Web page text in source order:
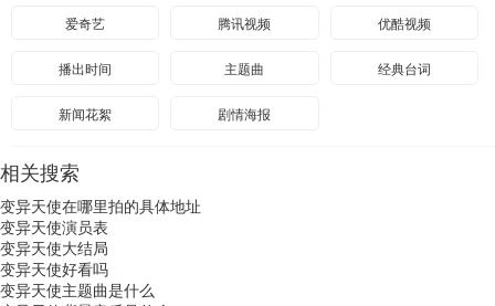
爱奇艺 腾讯视频 优酷视频
播出时间 主题曲 经典台词
新闻花絮 剧情海报
相关搜索
变异天使在哪里拍的具体地址
变异天使演员表
变异天使大结局
变异天使好看吗
变异天使主题曲是什么